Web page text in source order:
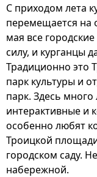
С приходом лета
перемещается на
мая все
силу, и курганцы
Традиционно это
парк культуры и
парк. Здесь
интерактивные и
особенно любят
Троицкой
городском саду.
набережной.